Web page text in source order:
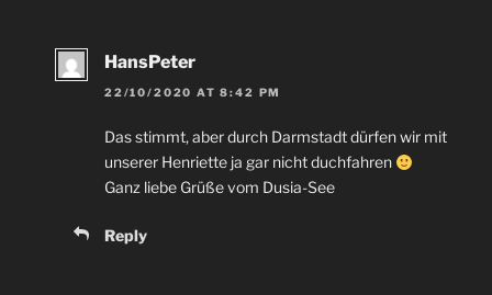
HansPeter
22/10/2020 AT 8:42 PM
Das stimmt,aber durch Darmstadt dürfen wir mit
unserer Henriette ja gar nicht duchfahren
Ganz liebe Grüße vom Dusia-See
Reply